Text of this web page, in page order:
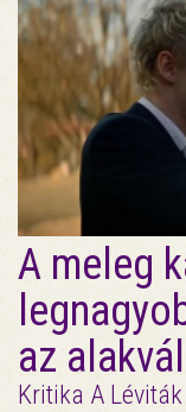
A meleg
az
Kritika A